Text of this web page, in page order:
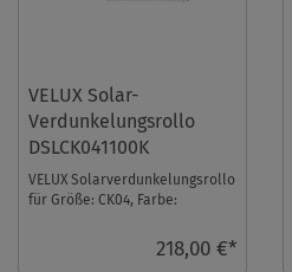
VELUX Solar-
Verdunkelungsrollo
DSLCK041100K
VELUX Solarverdunkelungsrollo
für Größe: CK04, Farbe:
homecontrol kom ...218,00 €*